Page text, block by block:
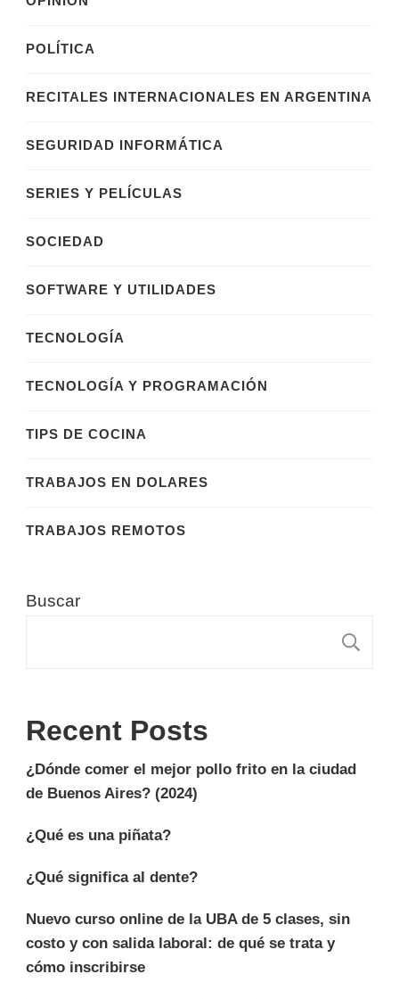
POLÍTICA
RECITALES INTERNACIONALES EN ARGENTINA
SEGURIDAD INFORMÁTICA
SERIES Y PELÍCULAS
SOCIEDAD
SOFTWARE Y UTILIDADES
TECNOLOGÍA
TECNOLOGÍA Y PROGRAMACIÓN
TIPS DE COCINA
TRABAJOS EN DOLARES
TRABAJOS REMOTOS
Buscar
Recent Posts
¿Dónde comer el mejor pollo frito en la ciudad
de Buenos Aires? (2024)
¿Qué es una piñata?
¿Qué significa al dente?
Nuevo curso online de la UBA de 5 clases, sin
costo y con salida laboral: de qué se trata y
cómo inscribirse